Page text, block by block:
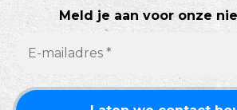
Meld je aan voor onze